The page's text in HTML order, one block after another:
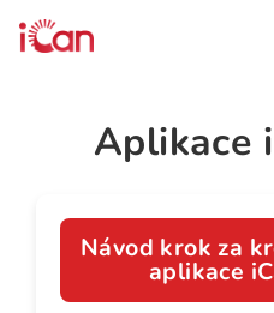
obsah
Aplikace
Návod krok za
aplikace